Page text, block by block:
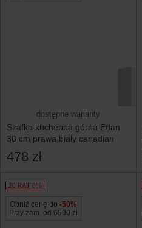
dostępne warianty
Szafka kuchenna górna Edan
30 cm prawa biały canadian
478 zł
20 RAT 0%
Obniż cenę do -50%
Przy zam. od 6500 zł